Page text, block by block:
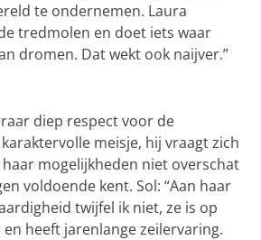
te ondernemen. Laura
tredmolen en doet iets waar
dromen. Dat wekt ook naijver.”
diep respect voor de
meisje, hij vraagt zich
mogelijkheden niet overschat
voldoende kent. Sol: “Aan haar
twijfel ik niet, ze is op
heeft jarenlange zeilervaring.